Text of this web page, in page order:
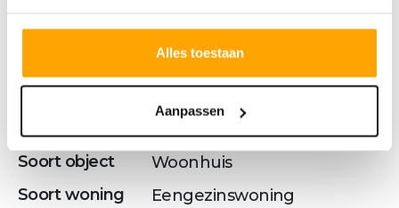
Alles toestaan
Aanpassen
€ 524.500,- v.o.n.
Soort object
Woonhuis
Soort woning
Eengezinswoning